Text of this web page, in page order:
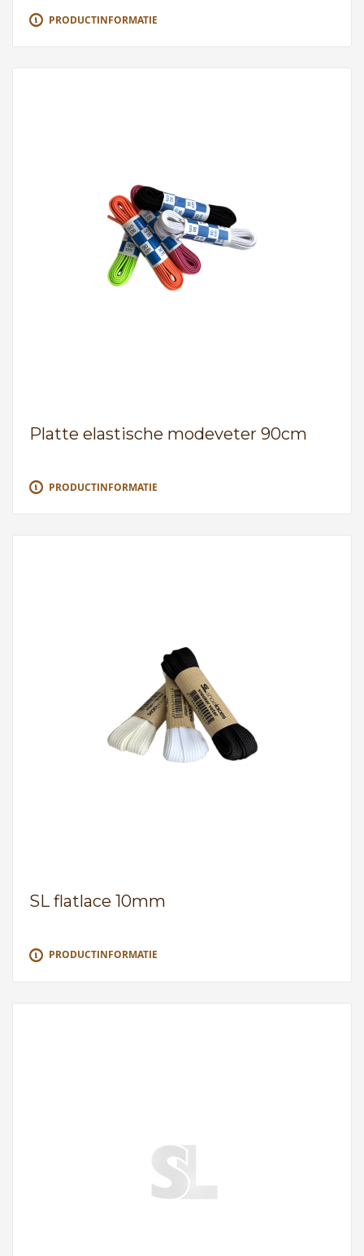
PRODUCTINFORMATIE
Platte elastische modeveter 90cm
PRODUCTINFORMATIE
SL flatlace 10mm
PRODUCTINFORMATIE